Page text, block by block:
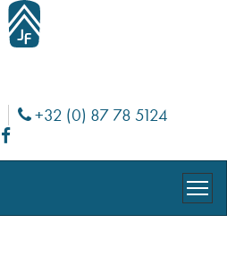
Phone
+32 (0) 87 78 5124
Facebook